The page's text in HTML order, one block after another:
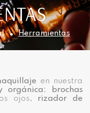
Herramientas
en nuestra
orgánica: brochas
ojos, rizador de